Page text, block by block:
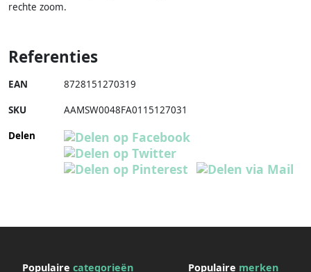
rechte zoom.
Referenties
EAN 8728151270319
SKU AAMSW0048FA0115127031
Delen
Populaire categorieën Populaire merken